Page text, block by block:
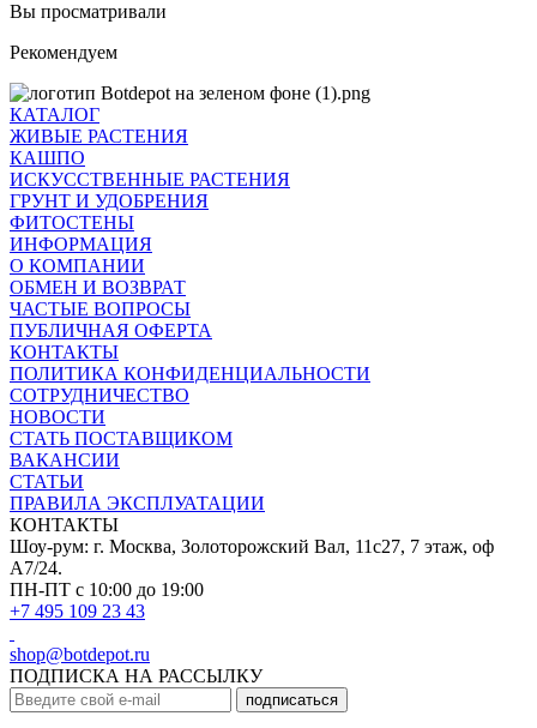
Вы просматривали
Рекомендуем
КАТАЛОГ
ЖИВЫЕ РАСТЕНИЯ
КАШПО
ИСКУССТВЕННЫЕ РАСТЕНИЯ
ГРУНТ И УДОБРЕНИЯ
ФИТОСТЕНЫ
ИНФОРМАЦИЯ
О КОМПАНИИ
ОБМЕН И ВОЗВРАТ
ЧАСТЫЕ ВОПРОСЫ
ПУБЛИЧНАЯ ОФЕРТА
КОНТАКТЫ
ПОЛИТИКА КОНФИДЕНЦИАЛЬНОСТИ
СОТРУДНИЧЕСТВО
НОВОСТИ
СТАТЬ ПОСТАВЩИКОМ
ВАКАНСИИ
СТАТЬИ
ПРАВИЛА ЭКСПЛУАТАЦИИ
КОНТАКТЫ
Шоу-рум: г. Москва, Золоторожский Вал, 11с27, 7 этаж, оф
А7/24.
ПН-ПТ с 10:00 до 19:00
+7 495 109 23 43
shop@botdepot.ru
ПОДПИСКА НА РАССЫЛКУ
подписаться